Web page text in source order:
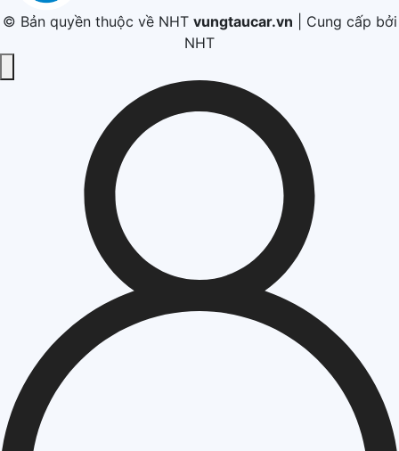
© Bản quyền thuộc về NHT vungtaucar.vn
Cung cấp bởi
NHT